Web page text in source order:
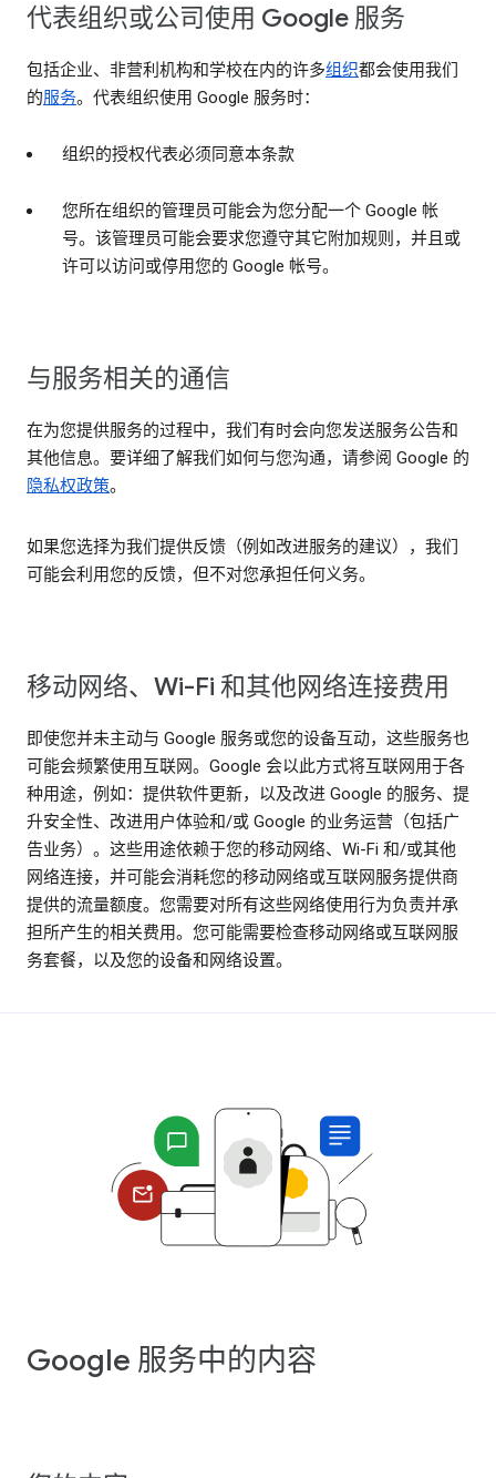
代表组织或公司使用 Google 服务
包括企业、非营利机构和学校在内的许多组织都会使用我们
的服务。代表组织使用 Google 服务时：
组织的授权代表必须同意本条款
您所在组织的管理员可能会为您分配一个 Google 帐
号。该管理员可能会要求您遵守其它附加规则，并且或
许可以访问或停用您的 Google 帐号。
与服务相关的通信
在为您提供服务的过程中，我们有时会向您发送服务公告和
其他信息。要详细了解我们如何与您沟通，请参阅 Google 的
隐私权政策。
如果您选择为我们提供反馈（例如改进服务的建议），我们
可能会利用您的反馈，但不对您承担任何义务。
移动网络、Wi-Fi 和其他网络连接费用
即使您并未主动与 Google 服务或您的设备互动，这些服务也
可能会频繁使用互联网。Google 会以此方式将互联网用于各
种用途，例如：提供软件更新，以及改进 Google 的服务、提
升安全性、改进用户体验和/或 Google 的业务运营（包括广
告业务）。这些用途依赖于您的移动网络、Wi-Fi 和/或其他
网络连接，并可能会消耗您的移动网络或互联网服务提供商
提供的流量额度。您需要对所有这些网络使用行为负责并承
担所产生的相关费用。您可能需要检查移动网络或互联网服
务套餐，以及您的设备和网络设置。
Google 服务中的内容